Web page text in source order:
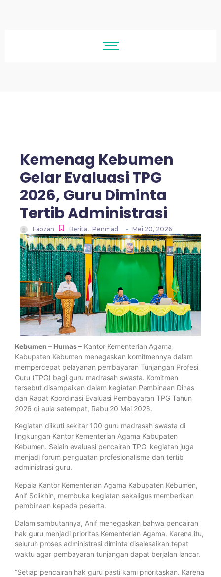
Kemenag Kebumen
Gelar Evaluasi TPG
2026, Guru Diminta
Tertib Administrasi
Faozan Berita, Penmad - Mei 20, 2026
Kebumen – Humas – Kantor Kementerian Agama
Kabupaten Kebumen menegaskan komitmennya dalam
mempercepat pelayanan pembayaran Tunjangan Profesi
Guru (TPG) bagi guru madrasah swasta. Komitmen
tersebut disampaikan dalam kegiatan Pembinaan Dinas
dan Rapat Koordinasi Evaluasi Pembayaran TPG Tahun
2026 di aula setempat, Rabu 20 Mei 2026.
Kegiatan diikuti sekitar 100 guru madrasah swasta di
lingkungan Kantor Kementerian Agama Kabupaten
Kebumen. Selain evaluasi pencairan TPG, kegiatan juga
menjadi forum penguatan profesionalisme dan tertib
administrasi guru.
Kepala Kantor Kementerian Agama Kabupaten Kebumen,
Anif Solikhin, membuka kegiatan sekaligus memberikan
pembinaan kepada peserta.
Dalam sambutannya, Anif menegaskan bahwa pencairan
hak guru menjadi prioritas Kementerian Agama. Karena itu,
seluruh proses administrasi diminta diselesaikan tepat
waktu agar pembayaran tunjangan dapat berjalan lancar.
“Setiap pencairan hak guru pasti kami prioritaskan. Karena